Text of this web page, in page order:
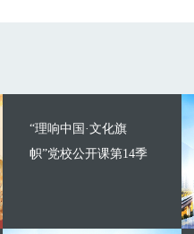
“理响中国·文化旗
帜”党校公开课第14季